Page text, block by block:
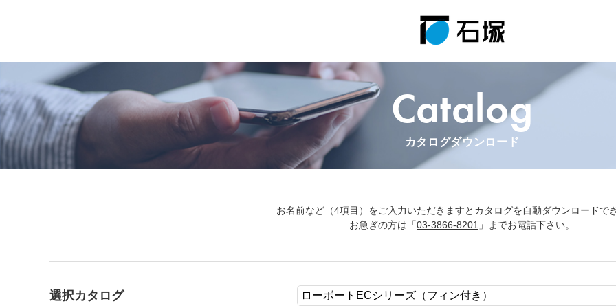
Catalog
カタログダウンロード
お名前など（4項目）をご入力いただきますとカタログを自動ダウンロードで
お急ぎの方は「03-3866-8201 」までお電話下さい。
選択カタログ